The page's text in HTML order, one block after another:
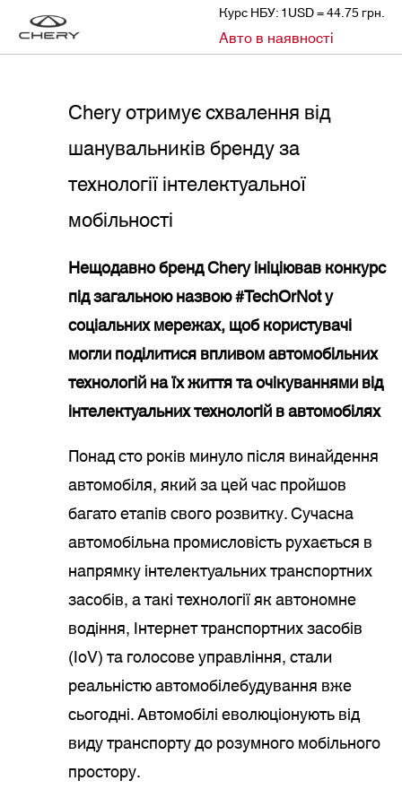
Курс НБУ: 1USD = 44.75 грн.
Авто в наявності
CHERY CHERY ОТРИМУЄ СХВАЛЕННЯ ВІД ШАНУВАЛЬНИКІВ БРЕНДУ ЗА ТЕХНОЛОГІЇ ІНТЕЛЕКТУАЛЬНОЇ МОБІЛЬНОСТІ
Chery отримує схвалення від
шанувальників бренду за
технології інтелектуальної
мобільності
Нещодавно бренд Chery ініціював конкурс
під загальною назвою #TechOrNot у
соціальних мережах, щоб користувачі
могли поділитися впливом автомобільних
технологій на їх життя та очікуваннями від
інтелектуальних технологій в автомобілях
Понад сто років минуло після винайдення
автомобіля, який за цей час пройшов
багато етапів свого розвитку. Сучасна
автомобільна промисловість рухається в
напрямку інтелектуальних транспортних
засобів, а такі технології як автономне
водіння, Інтернет транспортних засобів
(IoV) та голосове управління, стали
реальністю автомобілебудування вже
сьогодні. Автомобілі еволюціонують від
виду транспорту до розумного мобільного
простору.